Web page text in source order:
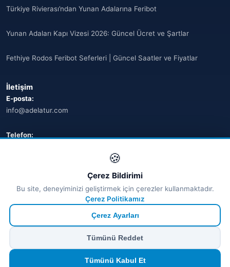
Türkiye Rivierası’ndan Yunan Adalarına Feribot
Yunan Adaları Kapı Vizesi 2026: Güncel Ücret ve Şartlar
Fethiye Rodos Feribot Seferleri | Güncel Saatler ve Fiyatlar
İletişim
E-posta:
info@adelatur.com
Telefon:
💬 WhatsApp
€ EUR $ USD
🍪
Çerez Bildirimi
Bu site, deneyiminizi geliştirmek için çerezler kullanmaktadır.
Çerez Politikamız
Çerez Ayarları
Tümünü Reddet
Tümünü Kabul Et